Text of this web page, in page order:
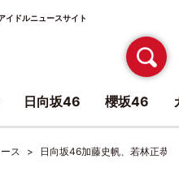
イドルニュースサイト
ス 日向坂46加藤史帆、若林正恭
日向坂46 櫻坂46